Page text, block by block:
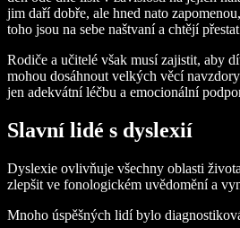
jim daří dobře, ale hned nato
toho jsou na sebe naštvaní a chtějí
Rodiče a učitelé však musí zajistit, aby
mohou dosáhnout velkých věcí
jen adekvátní léčbu a emocionální
Slavní lidé s dyslexií
Dyslexie ovlivňuje všechny oblasti
zlepšit ve fonologickém uvědomění a
Mnoho úspěšných lidí bylo